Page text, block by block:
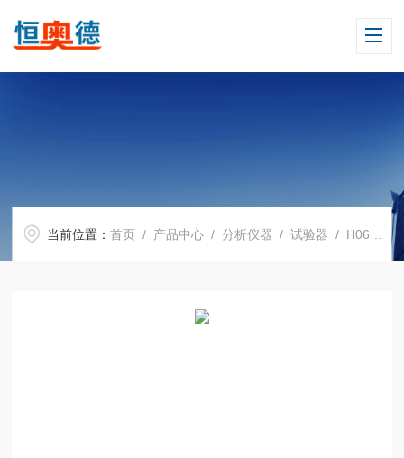
当前位置：首页 / 产品中心 /分析仪器 /试验器 / H06906卧式拉力试验机